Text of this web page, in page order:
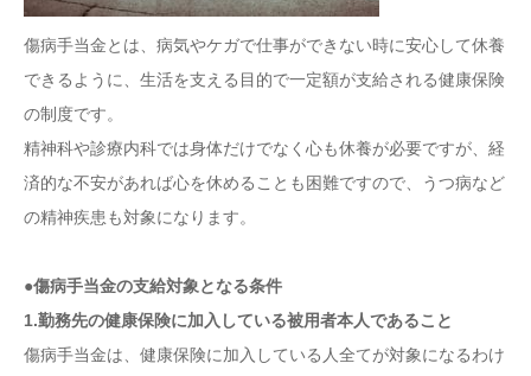
傷病手当金とは、病気やケガで仕事ができない時に安心して休養
できるように、生活を支える目的で一定額が支給される健康保険
の制度です。
精神科や診療内科では身体だけでなく心も休養が必要ですが、経
済的な不安があれば心を休めることも困難ですので、うつ病など
の精神疾患も対象になります。
●傷病手当金の支給対象となる条件
1.勤務先の健康保険に加入している被用者本人であること
傷病手当金は、健康保険に加入している人全てが対象になるわけ